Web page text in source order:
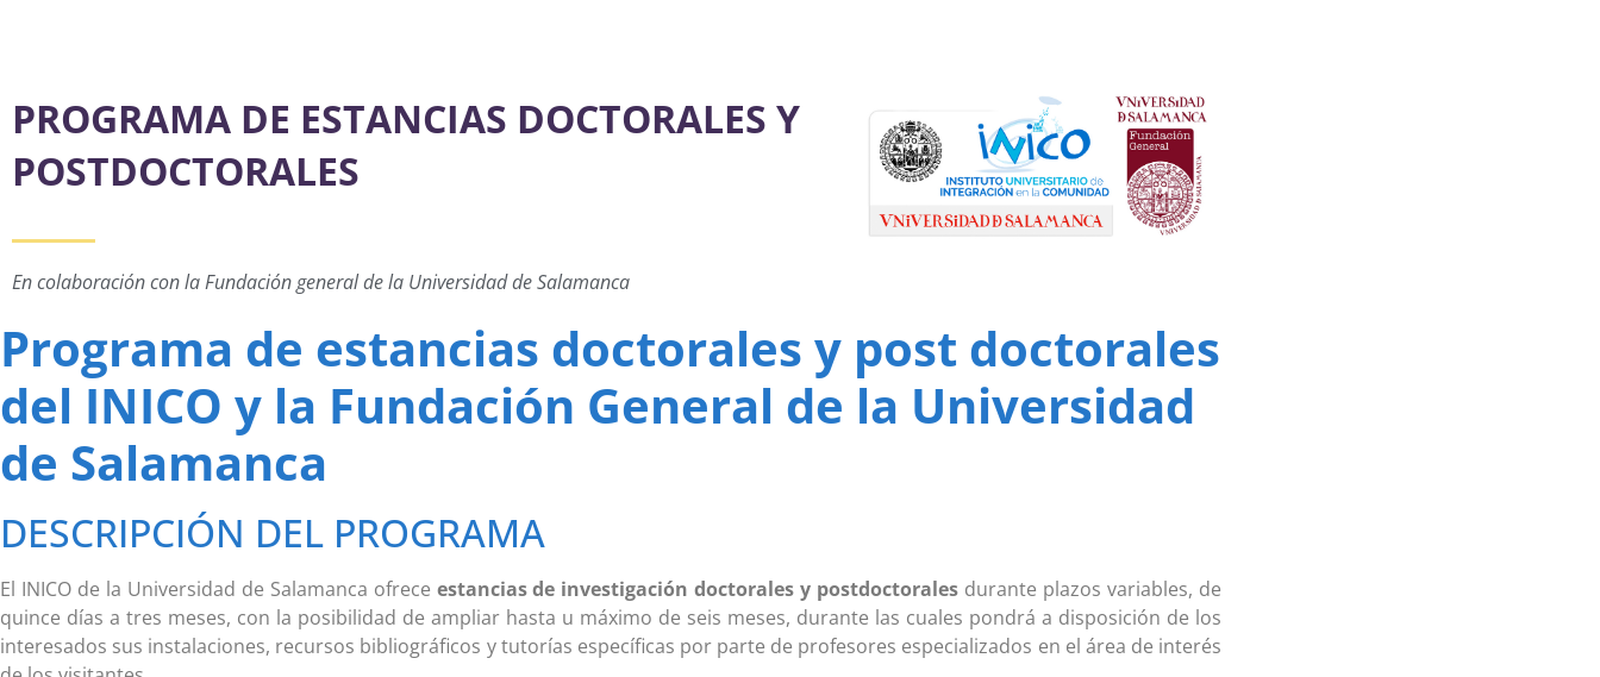
PROGRAMA DE ESTANCIAS DOCTORALES Y
POSTDOCTORALES
En colaboración con la Fundación general de la Universidad de Salamanca
Programa de estancias doctorales y post doctorales
del INICO y la Fundación General de la Universidad
de Salamanca
DESCRIPCIÓN DEL PROGRAMA
El INICO de la Universidad de Salamanca ofrece estancias de investigación doctorales y postdoctorales durante plazos variables, de
quince días a tres meses, con la posibilidad de ampliar hasta u máximo de seis meses, durante las cuales pondrá a disposición de los
interesados sus instalaciones, recursos bibliográficos y tutorías específicas por parte de profesores especializados en el área de interés